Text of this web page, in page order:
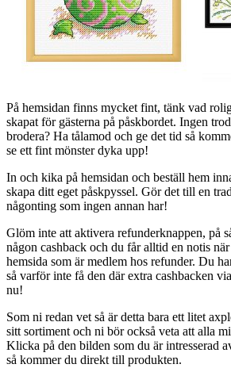
På hemsidan finns mycket fint, tänk vad
skapat för gästerna på påskbordet. Ingen
brodera? Ha tålamod och ge det tid så
se ett fint mönster dyka upp!
In och kika på hemsidan och beställ hem
skapa ditt eget påskpyssel. Gör det till en
någonting som ingen annan har!
Glöm inte att aktivera refunderknappen, på
någon cashback och du får alltid en notis
hemsida som är medlem hos refunder. Du
så varför inte få den där extra cashbacken
nu!
Som ni redan vet så är detta bara ett litet
sitt sortiment och ni bör också veta att alla
Klicka på den bilden som du är intresserad
så kommer du direkt till produkten.